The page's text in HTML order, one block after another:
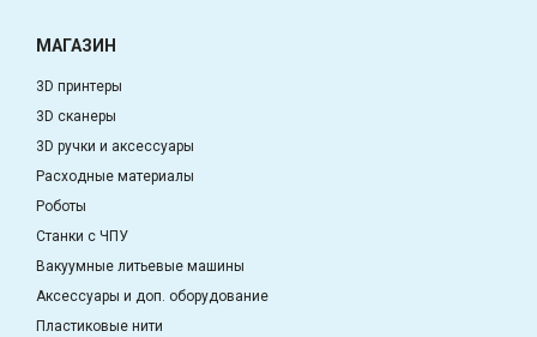
МАГАЗИН
3D принтеры
3D сканеры
3D ручки и аксессуары
Расходные материалы
Роботы
Станки с ЧПУ
Вакуумные литьевые машины
Аксессуары и доп. оборудование
Пластиковые нити